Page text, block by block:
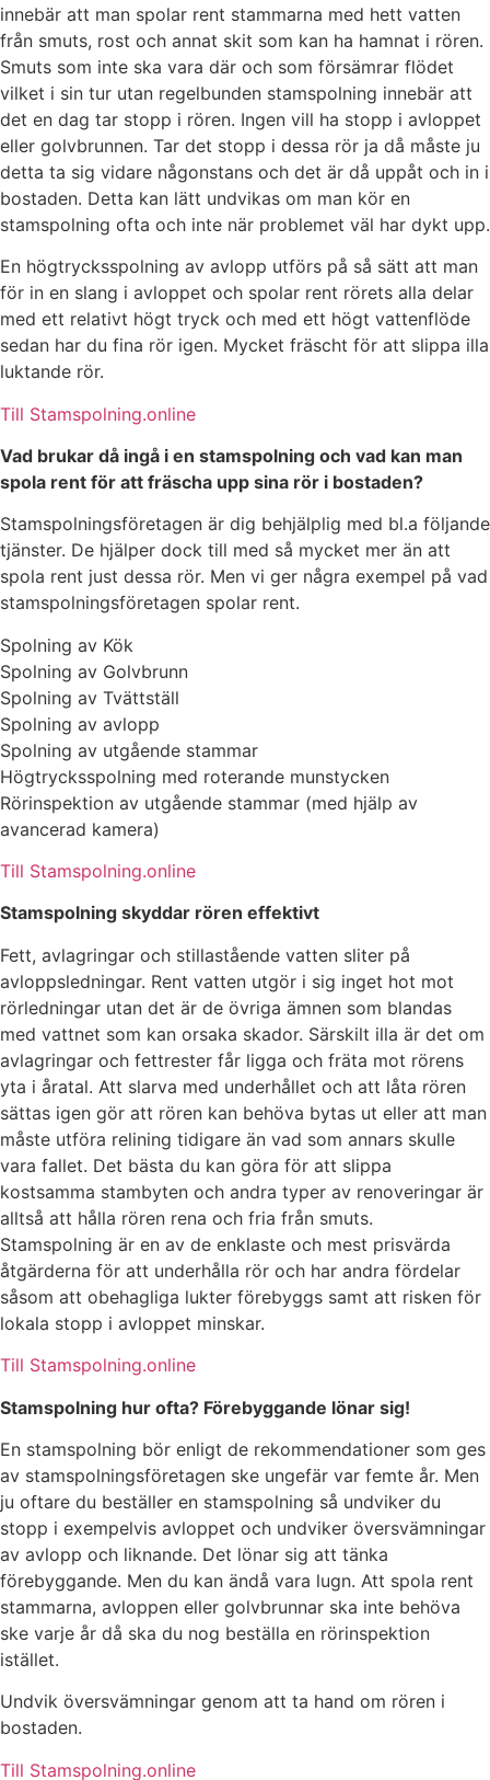
innebär att man spolar rent stammarna med hett vatten
från smuts, rost och annat skit som kan ha hamnat i rören.
Smuts som inte ska vara där och som försämrar flödet
vilket i sin tur utan regelbunden stamspolning innebär att
det en dag tar stopp i rören. Ingen vill ha stopp i avloppet
eller golvbrunnen. Tar det stopp i dessa rör ja då måste ju
detta ta sig vidare någonstans och det är då uppåt och in i
bostaden. Detta kan lätt undvikas om man kör en
stamspolning ofta och inte när problemet väl har dykt upp.
En högtrycksspolning av avlopp utförs på så sätt att man
för in en slang i avloppet och spolar rent rörets alla delar
med ett relativt högt tryck och med ett högt vattenflöde
sedan har du fina rör igen. Mycket fräscht för att slippa illa
luktande rör.
Till Stamspolning.online
Vad brukar då ingå i en stamspolning och vad kan man
spola rent för att fräscha upp sina rör i bostaden?
Stamspolningsföretagen är dig behjälplig med bl.a följande
tjänster. De hjälper dock till med så mycket mer än att
spola rent just dessa rör. Men vi ger några exempel på vad
stamspolningsföretagen spolar rent.
Spolning av Kök
Spolning av Golvbrunn
Spolning av Tvättställ
Spolning av avlopp
Spolning av utgående stammar
Högtrycksspolning med roterande munstycken
Rörinspektion av utgående stam​mar (med hjälp av
avancerad kamera)
Till Stamspolning.online
Stamspolning skyddar rören effektivt
Fett, avlagringar och stillastående vatten sliter på
avloppsledningar. Rent vatten utgör i sig inget hot mot
rörledningar utan det är de övriga ämnen som blandas
med vattnet som kan orsaka skador. Särskilt illa är det om
avlagringar och fettrester får ligga och fräta mot rörens
yta i åratal. Att slarva med underhållet och att låta rören
sättas igen gör att rören kan behöva bytas ut eller att man
måste utföra relining tidigare än vad som annars skulle
vara fallet. Det bästa du kan göra för att slippa
kostsamma stambyten och andra typer av renoveringar är
alltså att hålla rören rena och fria från smuts.
Stamspolning är en av de enklaste och mest prisvärda
åtgärderna för att underhålla rör och har andra fördelar
såsom att obehagliga lukter förebyggs samt att risken för
lokala stopp i avloppet minskar.
Till Stamspolning.online
Stamspolning hur ofta? Förebyggande lönar sig!
En stamspolning bör enligt de rekommendationer som ges
av stamspolningsföretagen ske ungefär var femte år. Men
ju oftare du beställer en stamspolning så undviker du
stopp i exempelvis avloppet och undviker översvämningar
av avlopp och liknande. Det lönar sig att tänka
förebyggande. Men du kan ändå vara lugn. Att spola rent
stammarna, avloppen eller golvbrunnar ska inte behöva
ske varje år då ska du nog beställa en rörinspektion
istället.
Undvik översvämningar genom att ta hand om rören i
bostaden.
Till Stamspolning.online